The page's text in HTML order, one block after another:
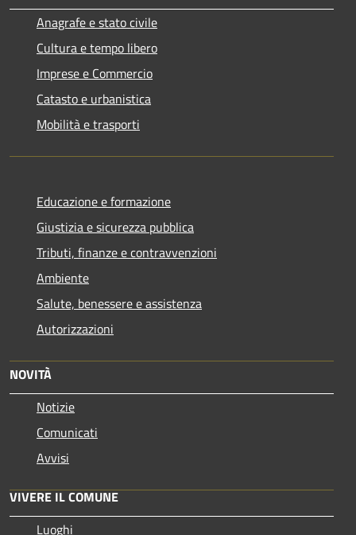
Anagrafe e stato civile
Cultura e tempo libero
Imprese e Commercio
Catasto e urbanistica
Mobilità e trasporti
Educazione e formazione
Giustizia e sicurezza pubblica
Tributi, finanze e contravvenzioni
Ambiente
Salute, benessere e assistenza
Autorizzazioni
NOVITÀ
Notizie
Comunicati
Avvisi
VIVERE IL COMUNE
Luoghi